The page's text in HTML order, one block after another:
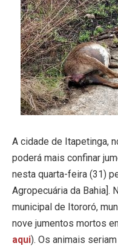
A cidade de Itapetinga,
poderá mais confinar
nesta quarta-feira (31)
Agropecuária da Bahia].
municipal de Itororó,
nove jumentos mortos
aqui). Os animais